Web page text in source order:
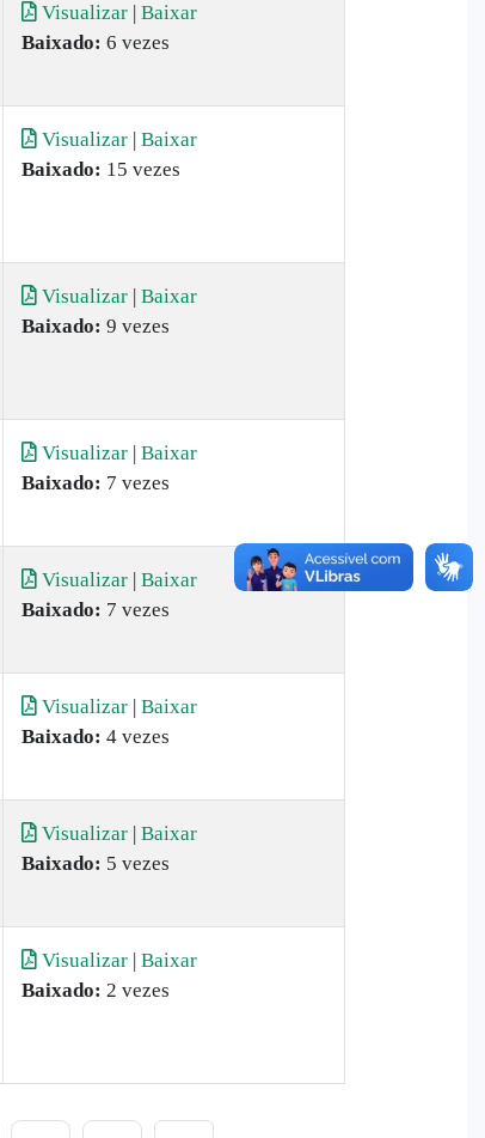
Visualizar | Baixar
Baixado: 6 vezes
Visualizar | Baixar
Baixado: 15 vezes
Visualizar | Baixar
Baixado: 9 vezes
Visualizar | Baixar
Baixado: 7 vezes
Visualizar | Baixar
Baixado: 7 vezes
Visualizar | Baixar
Baixado: 4 vezes
Visualizar | Baixar
Baixado: 5 vezes
Visualizar | Baixar
Baixado: 2 vezes